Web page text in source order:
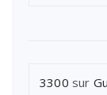
3300 sur